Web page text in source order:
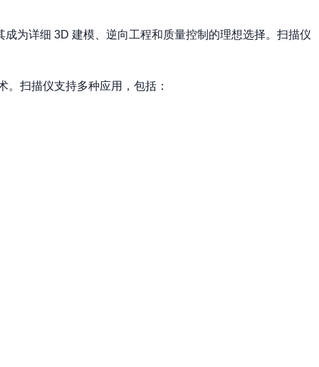
为详细 3D 建模、逆向工程和质量控制的理想选择。扫描仪
扫描仪支持多种应用，包括：